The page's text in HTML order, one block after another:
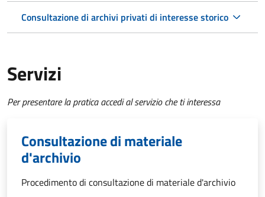
Consultazione di archivi privati di interesse storico
Servizi
Per presentare la pratica accedi al servizio che ti interessa
Consultazione di materiale
d'archivio
Procedimento di consultazione di materiale d'archivio